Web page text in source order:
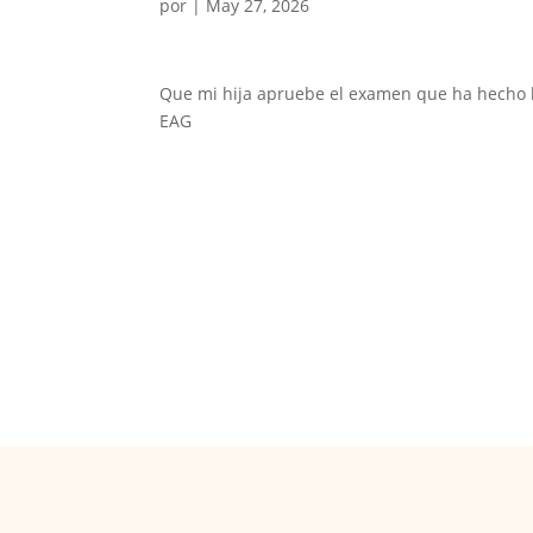
por May 27, 2026
Que mi hija apruebe el examen que ha hecho
EAG